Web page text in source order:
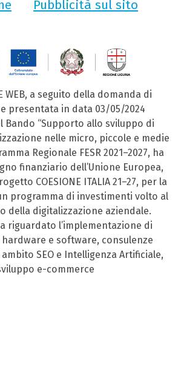
Pubblicità sul sito
WEB, a seguito della domanda di
presentata in data 03/05/2024
Bando “Supporto allo sviluppo di
nelle micro, piccole e medie
Regionale FESR 2021–2027, ha
finanziario dell’Unione Europea,
COESIONE ITALIA 21–27, per la
programma di investimenti volto al
della digitalizzazione aziendale.
riguardato l’implementazione di
e software, consulenze
SEO e Intelligenza Artificiale,
e-commerce